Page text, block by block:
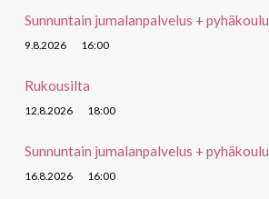
Sunnuntain jumalanpalvelus + pyhäkoulu
9.8.2026 16:00
Rukousilta
12.8.2026 18:00
Sunnuntain jumalanpalvelus + pyhäkoulu
16.8.2026 16:00